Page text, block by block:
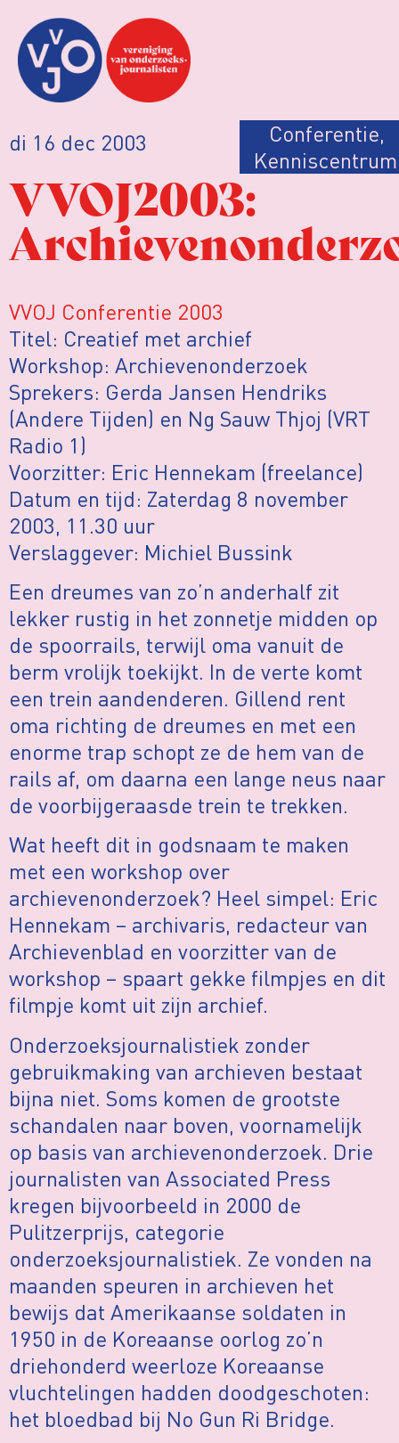
di 16 dec 2003 Conferentie,
Kenniscentrum
VVOJ2003:
VVOJ Conferentie 2003
Titel: Creatief met archief
Workshop: Archievenonderzoek
Sprekers: Gerda Jansen Hendriks
(Andere Tijden) en Ng Sauw Thjoj (VRT
Radio 1)
Voorzitter: Eric Hennekam (freelance)
Datum en tijd: Zaterdag 8 november
2003, 11.30 uur
Verslaggever: Michiel Bussink
Een dreumes van zo’n anderhalf zit
lekker rustig in het zonnetje midden op
de spoorrails, terwijl oma vanuit de
berm vrolijk toekijkt. In de verte komt
een trein aandenderen. Gillend rent
oma richting de dreumes en met een
enorme trap schopt ze de hem van de
rails af, om daarna een lange neus naar
de voorbijgeraasde trein te trekken.
Wat heeft dit in godsnaam te maken
met een workshop over
archievenonderzoek? Heel simpel: Eric
Hennekam – archivaris, redacteur van
Archievenblad en voorzitter van de
workshop – spaart gekke filmpjes en dit
filmpje komt uit zijn archief.
Onderzoeksjournalistiek zonder
gebruikmaking van archieven bestaat
bijna niet. Soms komen de grootste
schandalen naar boven, voornamelijk
op basis van archievenonderzoek. Drie
journalisten van Associated Press
kregen bijvoorbeeld in 2000 de
Pulitzerprijs, categorie
onderzoeksjournalistiek. Ze vonden na
maanden speuren in archieven het
bewijs dat Amerikaanse soldaten in
1950 in de Koreaanse oorlog zo’n
driehonderd weerloze Koreaanse
vluchtelingen hadden doodgeschoten:
het bloedbad bij No Gun Ri Bridge.